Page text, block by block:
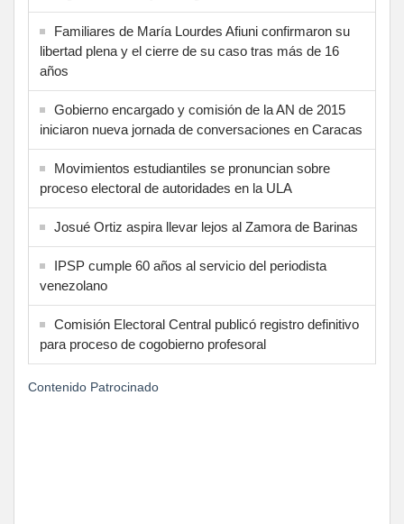
Familiares de María Lourdes Afiuni confirmaron su
libertad plena y el cierre de su caso tras más de 16
años
Gobierno encargado y comisión de la AN de 2015
iniciaron nueva jornada de conversaciones en Caracas
Movimientos estudiantiles se pronuncian sobre
proceso electoral de autoridades en la ULA
Josué Ortiz aspira llevar lejos al Zamora de Barinas
IPSP cumple 60 años al servicio del periodista
venezolano
Comisión Electoral Central publicó registro definitivo
para proceso de cogobierno profesoral
Contenido Patrocinado